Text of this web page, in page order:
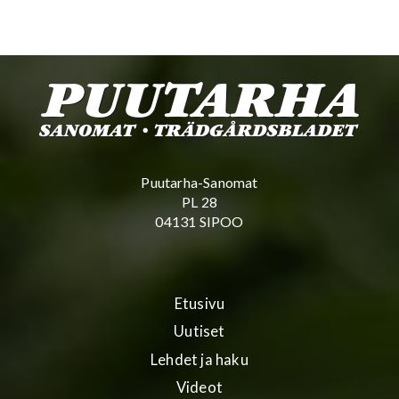
Puutarha-Sanomat
PL 28
04131 SIPOO
Etusivu
Uutiset
Lehdet ja haku
Videot